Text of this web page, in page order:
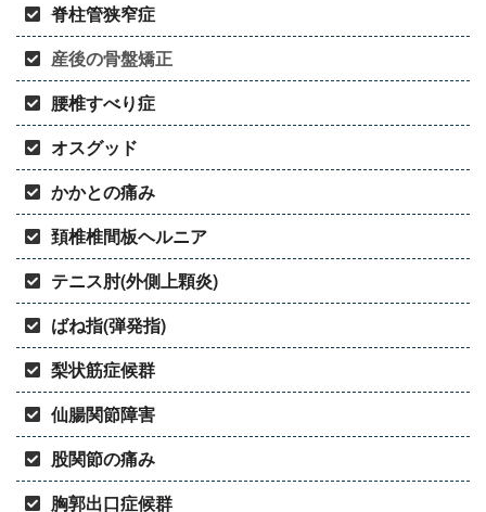
脊柱管狭窄症
産後の骨盤矯正
腰椎すべり症
オスグッド
かかとの痛み
頚椎椎間板ヘルニア
テニス肘(外側上顆炎)
ばね指(弾発指)
梨状筋症候群
仙腸関節障害
股関節の痛み
胸郭出口症候群